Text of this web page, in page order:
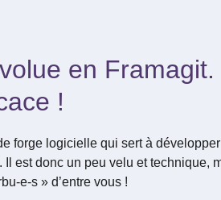
en Framagit.
!
forge logicielle qui sert à développer
est donc un peu velu et technique,
e-s » d’entre vous !